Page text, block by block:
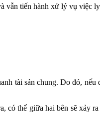
vẫn tiến hành xử lý vụ việc
tài sản chung. Do đó, nếu
thể giữa hai bên sẽ xảy